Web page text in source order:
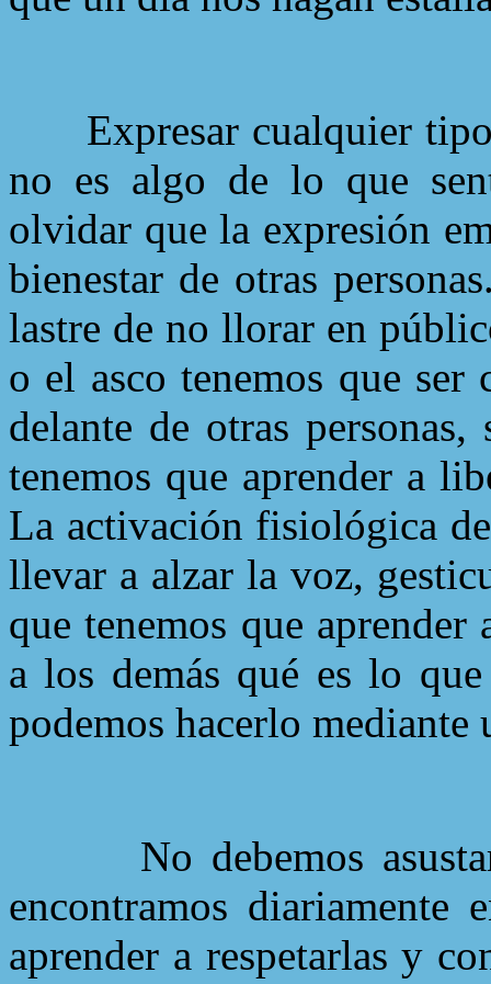
Expresar cualquier
no es algo de lo que
olvidar que la expresión
bienestar de otras
lastre de no llorar en
o el asco tenemos que ser
delante de otras
tenemos que aprender a
La activación fisiológica
llevar a alzar la voz,
que tenemos que
a los demás qué es lo
podemos hacerlo mediante
No debemos
encontramos diariamente
aprender a respetarlas y